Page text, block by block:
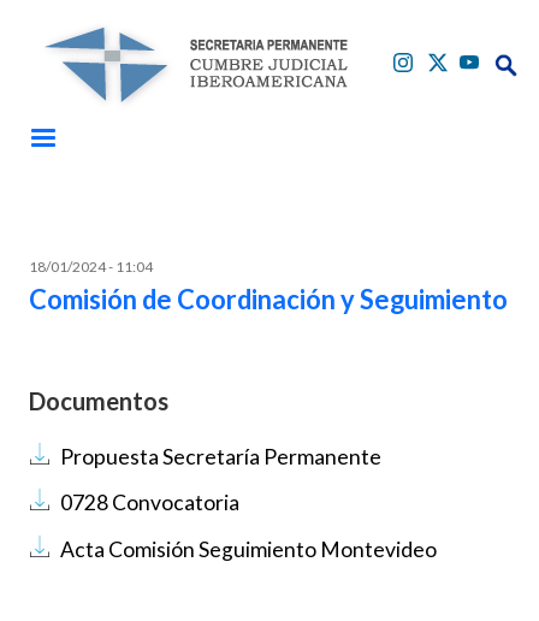
18/01/2024 - 11:04
Comisión de Coordinación y Seguimiento
Documentos
Documento
Propuesta Secretaría Permanente
Documento
0728 Convocatoria
Documento
Acta Comisión Seguimiento Montevideo